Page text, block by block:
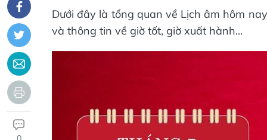
Dưới đây là tổng quan về Lịch âm hôm
và thông tin về giờ tốt, giờ xuất hành...